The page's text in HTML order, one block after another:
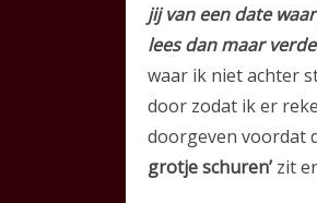
jij van een date
lees dan maar
waar ik niet achter
door zodat ik er
doorgeven voordat
grotje schuren’zit er